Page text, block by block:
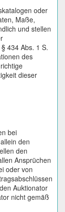
oder
Maße,
und stellen
434 Abs. 1 S.
des
dieser
bei
den
den
Ansprüchen
oder von
Auktionator
nicht gemäß